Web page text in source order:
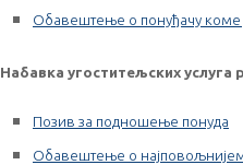
Обавештење о понуђачу коме
Набавка угоститељских услуга
Позив за подношење понуда
Обавештење о